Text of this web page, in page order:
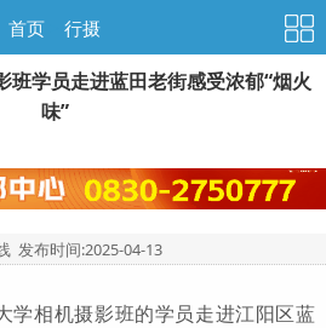
首页 行摄
班学员走进蓝田老街感受浓郁“烟火
味”
发布时间:2025-04-13
学相机摄影班的学员走进江阳区蓝